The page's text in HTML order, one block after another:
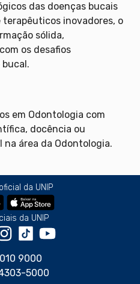
das doenças bucais
inovadores, o
sólida,
os desafios
em Odontologia com
docência ou
área da Odontologia.
da UNIP
da UNIP
9000
5000